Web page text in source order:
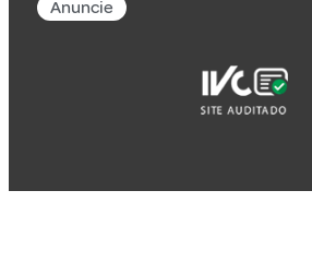
Anuncie